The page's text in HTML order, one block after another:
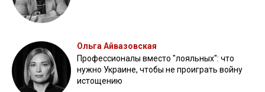
Ольга Айвазовская
Профессионалы вместо "лояльных": что
нужно Украине, чтобы не проиграть войну
истощению